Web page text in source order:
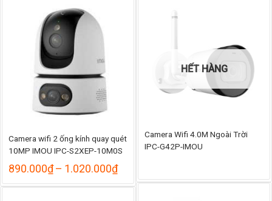
Camera wifi 2 ống kính quay quét
10MP IMOU IPC-S2XEP-10M0S
890.000₫– 1.020.000₫Khoảng
từ
HẾT HÀNG
Camera Wifi 4.0M Ngoài Trời
IPC-G42P-IMOU